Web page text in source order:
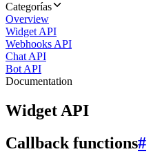
Categorías
Overview
Widget API
Webhooks API
Chat API
Bot API
Documentation
Widget API
Callback functions#